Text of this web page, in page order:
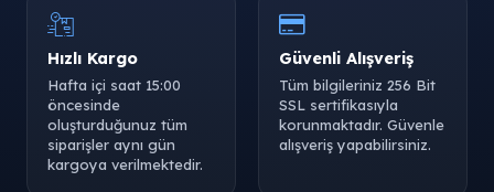
Hızlı Kargo
Hafta içi saat 15:00
öncesinde
oluşturduğunuz tüm
siparişler aynı gün
kargoya verilmektedir.
Güvenli Alışveriş
Tüm bilgileriniz 256 Bit
SSL sertifikasıyla
korunmaktadır. Güvenle
alışveriş yapabilirsiniz.